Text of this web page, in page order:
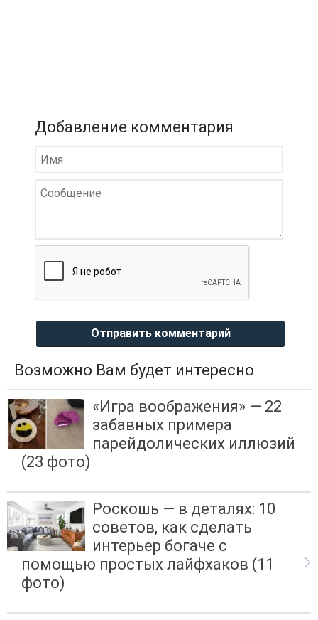
Добавление комментария
Отправить комментарий
Возможно Вам будет интересно
«Игра воображения» — 22
забавных примера
парейдолических иллюзий
(23 фото)
Роскошь — в деталях: 10
советов, как сделать
интерьер богаче с
помощью простых лайфхаков (11
фото)